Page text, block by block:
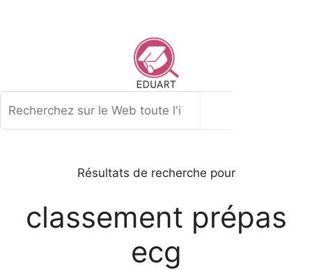
Résultats de recherche pour
classement prépas
ecg